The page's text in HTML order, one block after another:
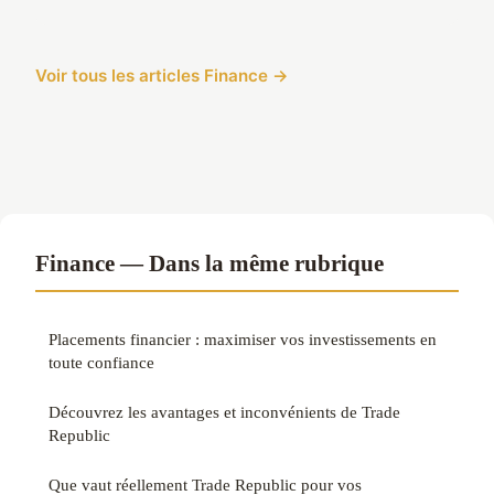
Voir tous les articles Finance →
Finance — Dans la même rubrique
Placements financier : maximiser vos investissements en
toute confiance
Découvrez les avantages et inconvénients de Trade
Republic
Que vaut réellement Trade Republic pour vos